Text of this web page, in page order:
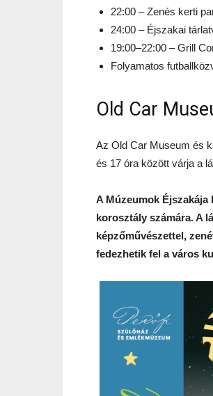
22:00 – Zenés kerti
24:00 – Éjszakai
19:00–22:00 – Grill
Folyamatos
Old Car
Az Old Car Museum és
és 17 óra között várja a
A Múzeumok
korosztály számára. A
képzőművészettel,
fedezhetik fel a város